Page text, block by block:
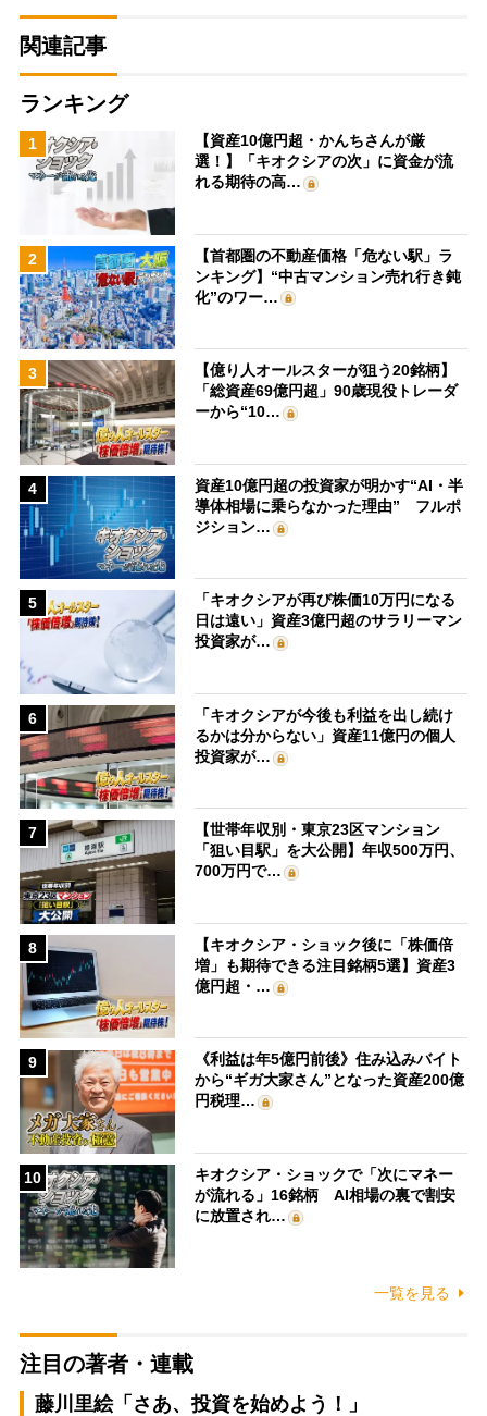
関連記事
ランキング
1
【資産10億円超・かんちさんが厳
選！】「キオクシアの次」に資金が流
れる期待の高…
2
【首都圏の不動産価格「危ない駅」ラ
ンキング】“中古マンション売れ行き鈍
化”のワー…
3
【億り人オールスターが狙う20銘柄】
「総資産69億円超」90歳現役トレーダ
ーから“10…
4
資産10億円超の投資家が明かす“AI・半
導体相場に乗らなかった理由” フルポ
ジション…
5
「キオクシアが再び株価10万円になる
日は遠い」資産3億円超のサラリーマン
投資家が…
6
「キオクシアが今後も利益を出し続け
るかは分からない」資産11億円の個人
投資家が…
7
【世帯年収別・東京23区マンション
「狙い目駅」を大公開】年収500万円、
700万円で…
8
【キオクシア・ショック後に「株価倍
増」も期待できる注目銘柄5選】資産3
億円超・…
9
《利益は年5億円前後》住み込みバイト
から“ギガ大家さん”となった資産200億
円税理…
10
キオクシア・ショックで「次にマネー
が流れる」16銘柄 AI相場の裏で割安
に放置され…
一覧を見る
注目の著者・連載
藤川里絵「さあ、投資を始めよう！」